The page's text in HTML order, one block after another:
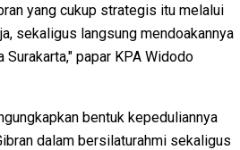
yang cukup strategis itu melalui
sekaligus langsung mendoakannya
papar KPA Widodo
bentuk kepeduliannya
dalam bersilaturahmi sekaligus